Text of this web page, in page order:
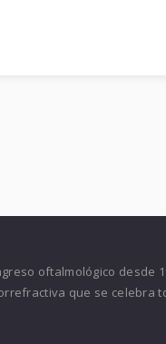
oftalmológico desde
que se celebra